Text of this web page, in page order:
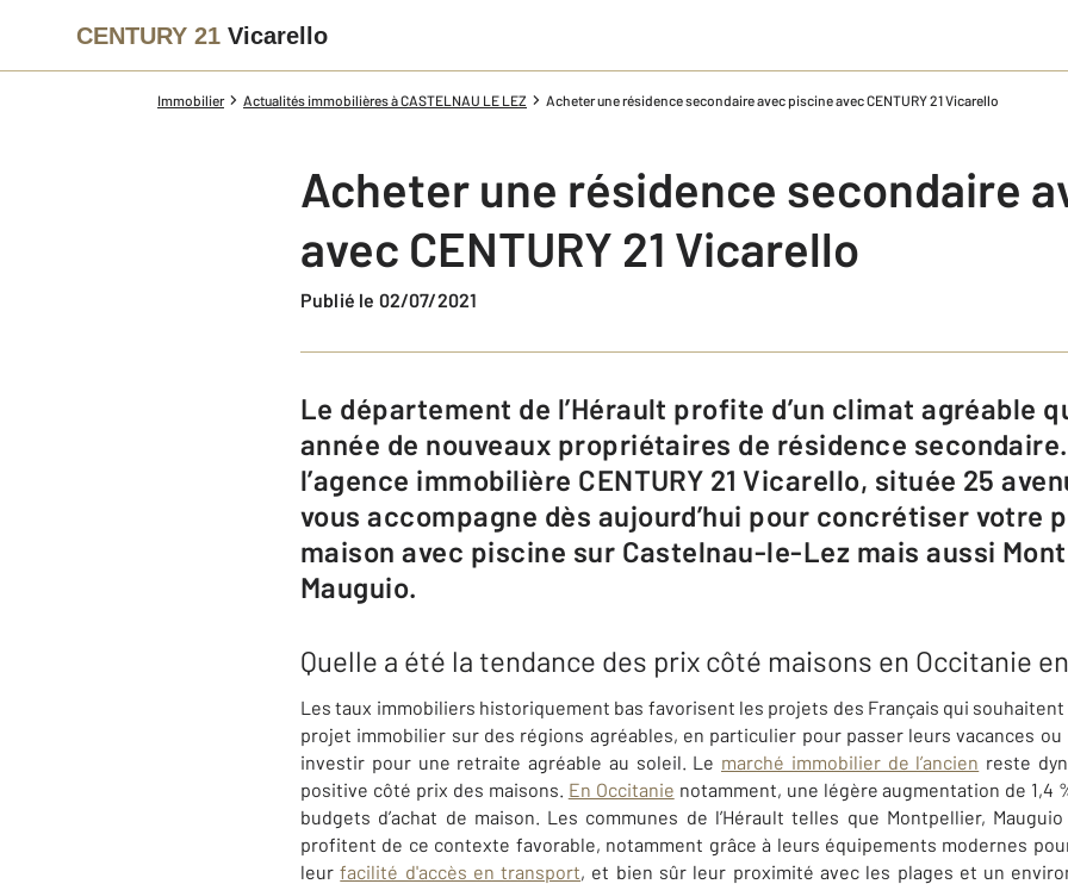
CENTURY 21 Vicarello
Immobilier Actualités immobilières à CASTELNAU LE LEZ Acheter une résidence secondaire avec piscine avec CENTURY 21 Vicarello
Acheter une résidence secondaire
avec CENTURY 21 Vicarello
Publié le 02/07/2021
Le département de l’Hérault profite d’un climat agréable qui attire chaque
année de nouveaux propriétaires de résidence
l’agence immobilière CENTURY 21 Vicarello, située 25
vous accompagne dès aujourd’hui pour concrétiser votre
maison avec piscine sur Castelnau-le-Lez mais aussi
Mauguio.
Quelle a été la tendance des prix côté maisons en Occitanie
Les taux immobiliers historiquement bas favorisent les projets des Français qui
projet immobilier sur des régions agréables, en particulier pour passer leurs vacances
investir pour une retraite agréable au soleil. Le marché immobilier de l’ancien reste
positive côté prix des maisons. En Occitanie notamment, une légère augmentation de 1,4
budgets d’achat de maison. Les communes de l’Hérault telles que Montpellier,
profitent de ce contexte favorable, notamment grâce à leurs équipements modernes
leurfacilité d'accès en transport, et bien sûr leur proximité avec les plages et un